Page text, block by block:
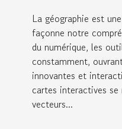
La géographie est
façonne notre
du numérique, les
constamment,
innovantes et
cartes interactives
vecteurs...